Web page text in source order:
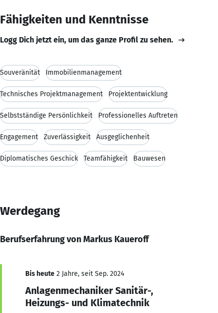
Fähigkeiten und Kenntnisse
Logg Dich jetzt ein, um das ganze Profil zu sehen.
Souveränität Immobilienmanagement
Technisches Projektmanagement Projektentwicklung
Selbstständige Persönlichkeit Professionelles Auftreten
Engagement Zuverlässigkeit Ausgeglichenheit
Diplomatisches Geschick Teamfähigkeit Bauwesen
Werdegang
Berufserfahrung von Markus Kaueroff
Bis heute 2 Jahre, seit Sep. 2024
Anlagenmechaniker Sanitär-,
Heizungs- und Klimatechnik